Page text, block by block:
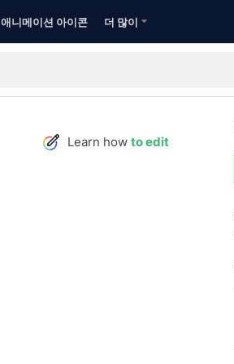
애니메이션 아이콘 더 많이
Learn how to edit